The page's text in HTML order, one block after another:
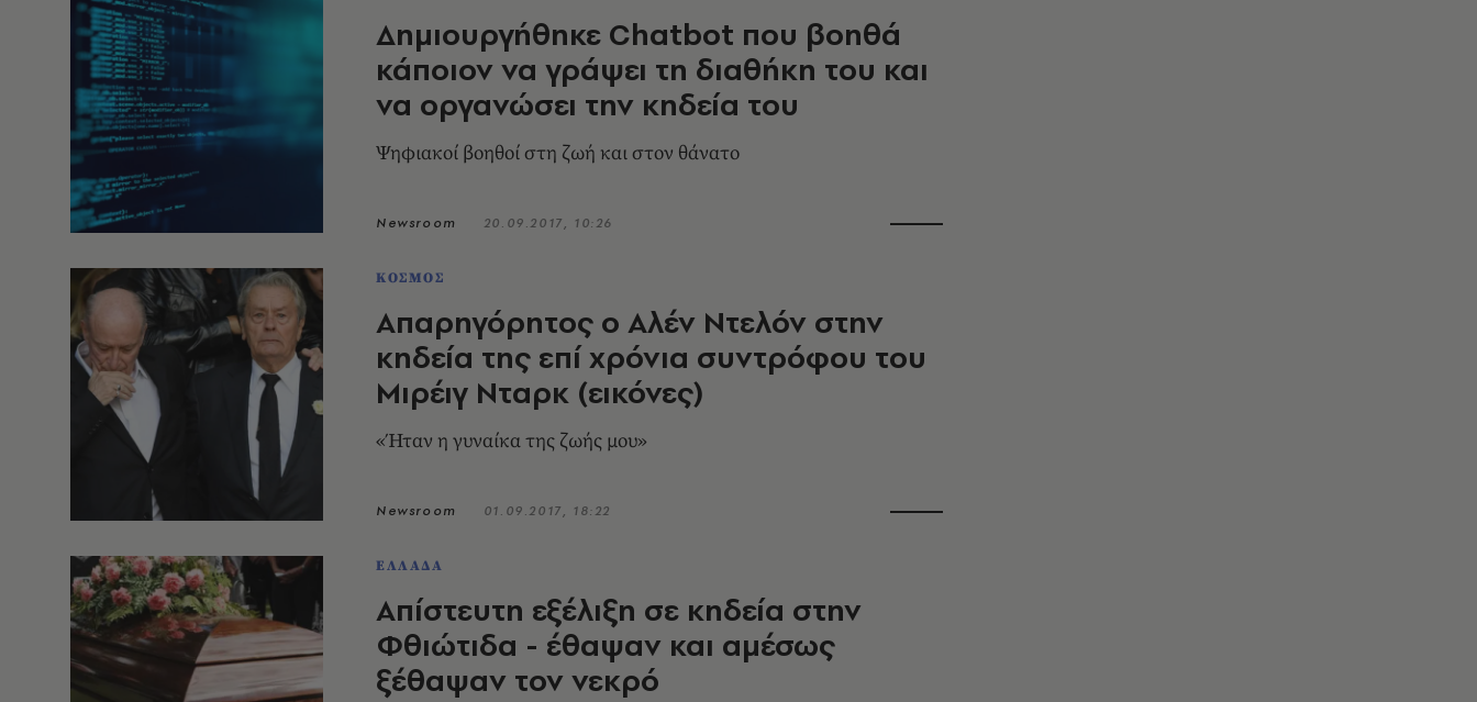
Δημιουργήθηκε Chatbot που βοηθά
κάποιον να γράψει τη διαθήκη του και
να οργανώσει την κηδεία του
Ψηφιακοί βοηθοί στη ζωή και στον θάνατο
Newsroom 20.09.2017, 10:26
ΚΟΣΜΟΣ
Απαρηγόρητος ο Αλέν Ντελόν στην
κηδεία της επί χρόνια συντρόφου του
Μιρέιγ Νταρκ (εικόνες)
«Ήταν η γυναίκα της ζωής μου»
Newsroom 01.09.2017, 18:22
ΕΛΛΑΔΑ
Απίστευτη εξέλιξη σε κηδεία στην
Φθιώτιδα - έθαψαν και αμέσως
ξέθαψαν τον νεκρό